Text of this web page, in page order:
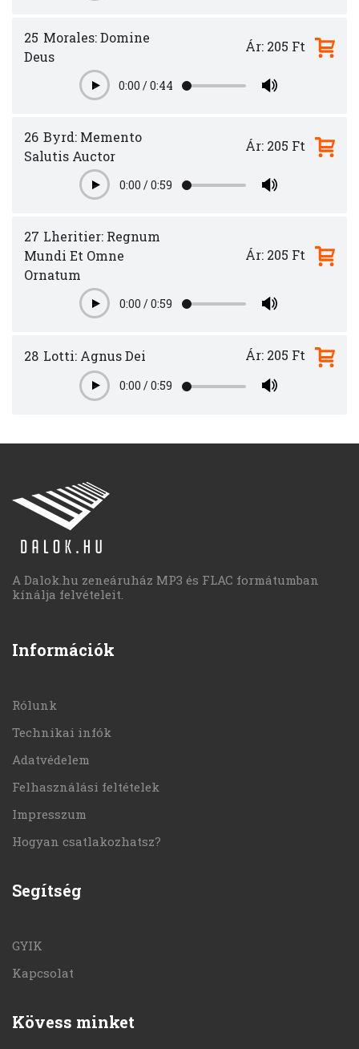
25 Morales: Domine
Deus
Play0:00 /0:44
Ár: 205 Ft
26 Byrd: Memento
Salutis Auctor
Play0:00 /0:59
Ár: 205 Ft
27 Lheritier: Regnum
Mundi Et Omne
Ornatum
Play0:00 /0:59
Ár: 205 Ft
28 Lotti: Agnus Dei
Play0:00 /0:59
Ár: 205 Ft
A Dalok.hu zeneáruház MP3 és FLAC formátumban
kínálja felvételeit.
Információk
Rólunk
Technikai infók
Adatvédelem
Felhasználási feltételek
Impresszum
Hogyan csatlakozhatsz?
Segítség
GYIK
Kapcsolat
Kövess minket